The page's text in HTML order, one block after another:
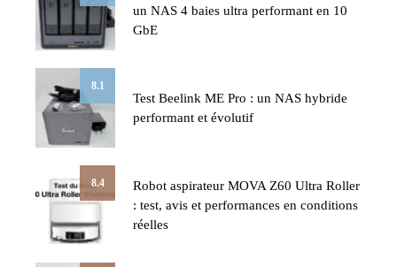
un NAS 4 baies ultra performant en 10
GbE
8.1
Test Beelink ME Pro : un NAS hybride
performant et évolutif
8.4
Robot aspirateur MOVA Z60 Ultra Roller
: test, avis et performances en conditions
réelles